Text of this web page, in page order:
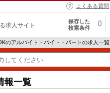
よくある質問
求人サイト
保存した
検索条件
0
のアルバイト・バイト・パートの求人一覧
報一覧